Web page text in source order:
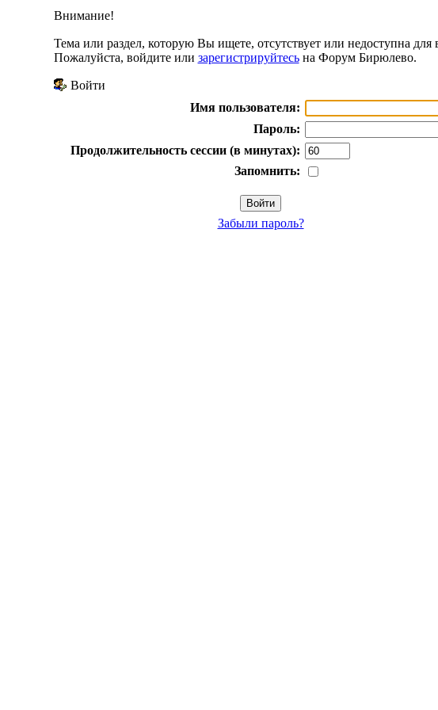
Внимание!
Тема или раздел, которую Вы ищете, отсутствует или недоступна для
Пожалуйста, войдите или зарегистрируйтесьна Форум Бирюлево.
Войти
Имя пользователя:
Пароль:
Продолжительность сессии (в минутах):
Запомнить:
Забыли пароль?